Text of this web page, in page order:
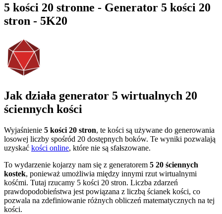
5 kości 20 stronne - Generator 5 kości 20
stron - 5K20
Jak działa generator 5 wirtualnych 20
ściennych kości
Wyjaśnienie 5 kości 20 stron, te kości są używane do generowania
losowej liczby spośród 20 dostępnych boków. Te wyniki pozwalają
uzyskać kości online, które nie są sfałszowane.
To wydarzenie kojarzy nam się z generatorem 5 20 ściennych
kostek, ponieważ umożliwia między innymi rzut wirtualnymi
kośćmi. Tutaj rzucamy 5 kości 20 stron. Liczba zdarzeń
prawdopodobieństwa jest powiązana z liczbą ścianek kości, co
pozwala na zdefiniowanie różnych obliczeń matematycznych na tej
kości.